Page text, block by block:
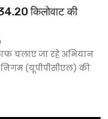
किलोवाट की
चलाए जा रहे अभियान
(यूपीपीसीएल) की